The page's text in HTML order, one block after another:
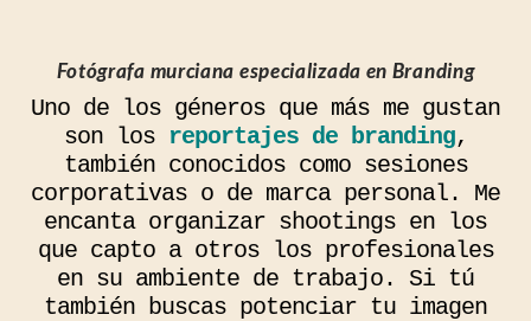
Fotógrafa murciana especializada en Branding
Uno de los géneros que más me gustan
son los reportajes de branding,
también conocidos como sesiones
corporativas o de marca personal. Me
encanta organizar shootings en los
que capto a otros los profesionales
en su ambiente de trabajo. Si tú
también buscas potenciar tu imagen